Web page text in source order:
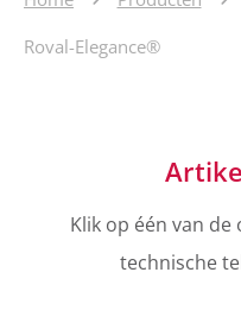
Roval-Elegance®
Klik op één van
technische